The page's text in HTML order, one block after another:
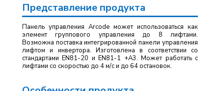
Представление продукта
Панель управления Arcode может использоваться как
элемент группового управления до 8 лифтами.
Возможна поставка интегрированной панели управления
лифтом и инвертора. Изготовлена в соответствии со
стандартами EN81-20 и EN81-1 +A3. Может работать с
лифтами со скоростью до 4 м/с и до 64 остановок.